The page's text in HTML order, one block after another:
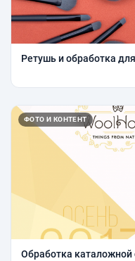
Ретушь и обработка
ФОТО И КОНТЕНТ
Обработка